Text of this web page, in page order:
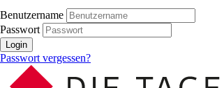
Benutzername
Passwort
Login
Passwort vergessen?